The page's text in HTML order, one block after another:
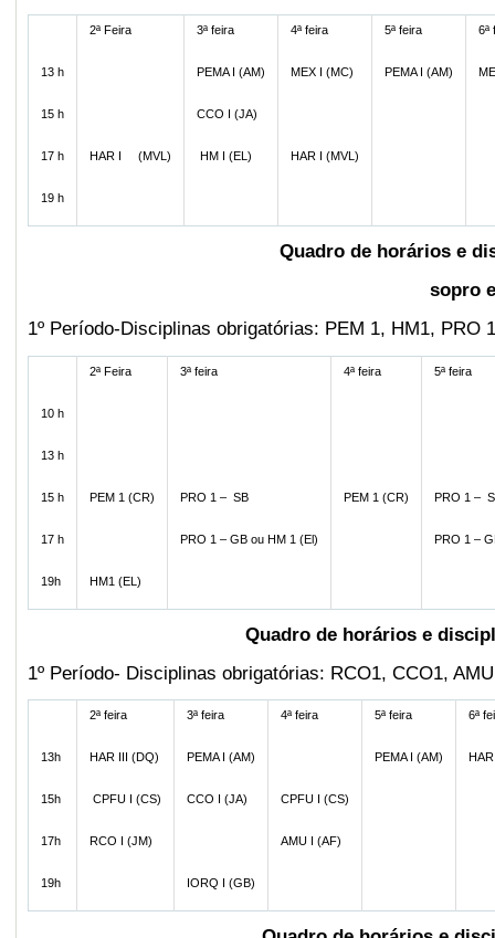
2ª Feira 3ª feira 4ª feira 5ª feira 6ª
13 h PEMA I (AM) MEX I (MC) PEMA I (AM)
15 h CCO I (JA)
17 h HAR I (MVL) HM I (EL) HAR I (MVL)
19 h
Quadro de horários e
sopro
1º Período-Disciplinas obrigatórias: PEM 1, HM1, PRO
2ª Feira 3ª feira 4ª feira 5ª feira
10 h
13 h
15 h PEM 1 (CR) PRO 1 – SB PEM 1 (CR) PRO 1 –
17 h PRO 1 – GB ou HM 1 (El) PRO 1 –
19h HM1 (EL)
Quadro de horários e
1º Período- Disciplinas obrigatórias: RCO1, CCO1,
2ª feira 3ª feira 4ª feira 5ª feira 6ª
13h HAR III (DQ) PEMA I (AM) PEMA I (AM)
15h CPFU I (CS) CCO I (JA) CPFU I (CS)
17h RCO I (JM) AMU I (AF)
19h IORQ I (GB)